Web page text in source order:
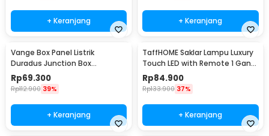
+ Keranjang + Keranjang
Vange Box Panel Listrik
Duradus Junction Box
Waterproof 238x160x90mm -
VG-I01
Rp69.300
Rp112.900 39%
+ Keranjang
TaffHOME Saklar Lampu Luxury
Touch LED with Remote 1 Gang
- XJG-DH001
Rp84.900
Rp133.900 37%
+ Keranjang